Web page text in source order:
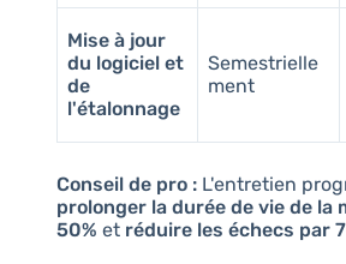
Mise à jour
du logiciel et
de
l'étalonnage
Semestrielle
ment
Conseil de pro :L'entretien
prolonger la durée de vie de la
50% et réduire les échecs par